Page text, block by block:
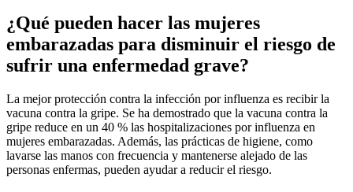
¿Qué pueden hacer las mujeres
embarazadas para disminuir el riesgo de
sufrir una enfermedad grave?
La mejor protección contra la infección por influenza es recibir la
vacuna contra la gripe. Se ha demostrado que la vacuna contra la
gripe reduce en un 40 % las hospitalizaciones por influenza en
mujeres embarazadas. Además, las prácticas de higiene, como
lavarse las manos con frecuencia y mantenerse alejado de las
personas enfermas, pueden ayudar a reducir el riesgo.